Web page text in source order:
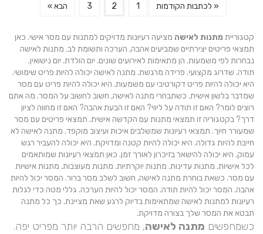
האפשרויות
בעמוד
המוצר
« לכתבות הקודמות 1
2
3 הבא »
קטגוריית מתנות לאישה מציעה רעיונות מדויקים למתנות עם מסר אישי. כאן
תמצאי פריטים יצירתיים שמביעים אהבה, הערכה ותשומת לב. מתנות לאישה
נבחרות לפי משמעות. הן מתאימות לאירועים שונים. יום הולדת. יום נישואין.
תודה. שדרוג מקצועי. פרידה מרגשת. מתנה לאישה יכולה להיות פריט שימושי.
היא יכולה להיות פריט דקורטיבי עם משמעות. היא יכולה להיות פריט עם מסר
שמדבר בלשון אישית. כשתבחרי מתנה לאישה, חשוב לחשוב על המסר. מה אתם
רוצים לומר? האם זו תודה על ליווי? האם זו הבעת אהבה? האם זו מחווה לציון
דרך? בקטגוריה זו תמצאי מתנות עם הקדשה אישית. תמצאי פריטים עם מסר
שמעורר חיוך. תמצאי רעיונות שמשלבים איכות ועיצוב מוקפד. מתנה לאישה לא
חייבת להיות גדולה. היא יכולה להיות קטנה ומדויקת. היא יכולה להעביר רגש
עמוק. היא יכולה להישאר בזיכרון לאורך זמן. כאן תמצאי רעיונות שמותאמים
לכל אישיות. מתנות עדינות. מתנות יוקרתיות. מתנות מעוצבות. מתנות אישיות
עם מסר. כשאת בוחרת מתנה לאישה, חשוב לשלב מסר ברור. המסר יכול להיות
אהבה. המסר יכול להיות תודה. המסר יכול להיות הערכה. גללי מטה כדי לגלות
רעיונות למתנות לאישה שמתאימות בדיוק לרגע שאת מציינת. כך כל מתנה
תבטא את המסר שלך בצורה מדויקת.
כשמחפשים מתנה לאישה, מחפשים הרבה יותר מפריט יפה.